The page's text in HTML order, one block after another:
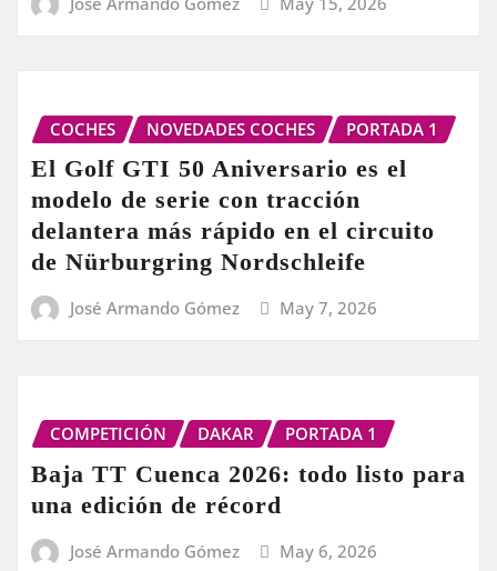
COCHES NOVEDADES COCHES PORTADA 1
El Golf GTI 50 Aniversario es el
modelo de serie con tracción
delantera más rápido en el circuito
de Nürburgring Nordschleife
José Armando Gómez May 7, 2026
COMPETICIÓN DAKAR PORTADA 1
Baja TT Cuenca 2026: todo listo para
una edición de récord
José Armando Gómez May 6, 2026